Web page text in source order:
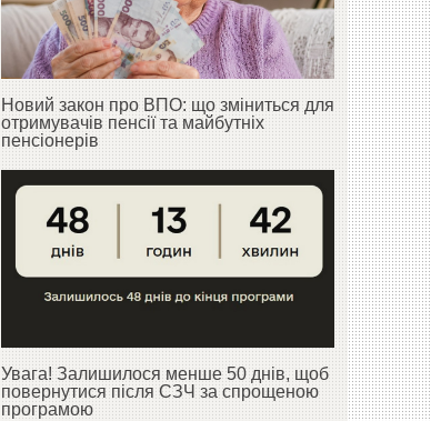
Новий закон про ВПО: що зміниться для
отримувачів пенсії та майбутніх
пенсіонерів
Увага! Залишилося менше 50 днів, щоб
повернутися після СЗЧ за спрощеною
програмою